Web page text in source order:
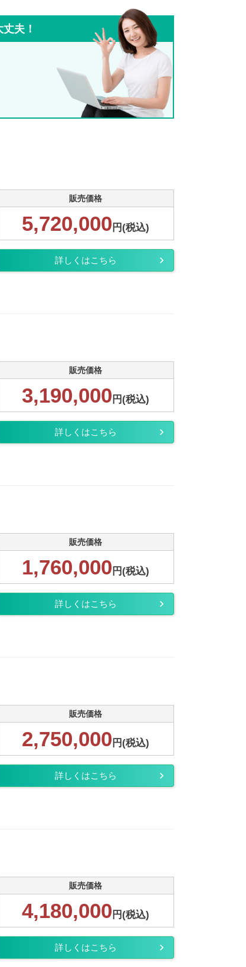
夫！
販売価格
5,720,000 円(税込)
詳しくはこちら
販売価格
3,190,000 円(税込)
詳しくはこちら
販売価格
1,760,000 円(税込)
詳しくはこちら
販売価格
2,750,000 円(税込)
詳しくはこちら
販売価格
4,180,000 円(税込)
詳しくはこちら